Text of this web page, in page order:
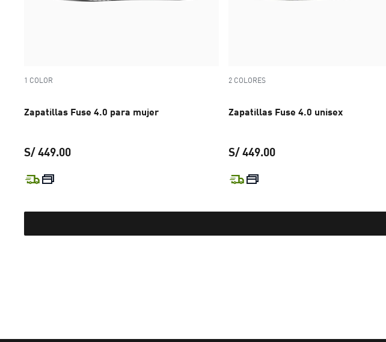
1 COLOR
Zapatillas Fuse 4.0 para mujer
S/ 449.00
2 COLORES
Zapatillas Fuse 4.0 unisex
S/ 449.00